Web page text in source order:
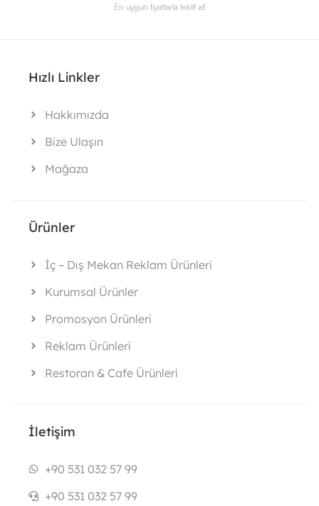
En uygun fiyatlarla teklif al!
Hızlı Linkler
Hakkımızda
Bize Ulaşın
Mağaza
Ürünler
İç – Dış Mekan Reklam Ürünleri
Kurumsal Ürünler
Promosyon Ürünleri
Reklam Ürünleri
Restoran & Cafe Ürünleri
İletişim
+90 531 032 57 99
+90 531 032 57 99